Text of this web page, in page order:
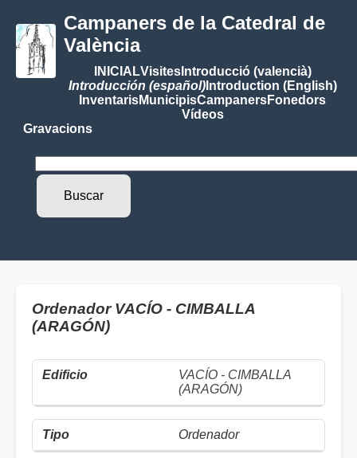
Campaners de la Catedral de
València
INICIALVisitesIntroducció (valencià)
Introducción (español)Introduction (English)
InventarisMunicipisCampanersFonedors
Vídeos
Gravacions
Ordenador VACÍO - CIMBALLA
(ARAGÓN)
VACÍO - CIMBALLA
(ARAGÓN)
Ordenador